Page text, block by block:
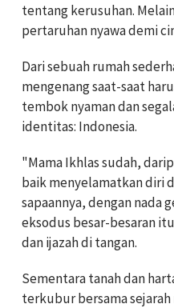
tentang kerusuhan.
pertaruhan nyawa demi
Dari sebuah rumah
mengenang saat-saat
tembok nyaman dan
identitas: Indonesia.
"Mama Ikhlas sudah,
baik menyelamatkan diri
sapaannya, dengan nada
eksodus besar-besaran
dan ijazah di tangan.
Sementara tanah dan
terkubur bersama